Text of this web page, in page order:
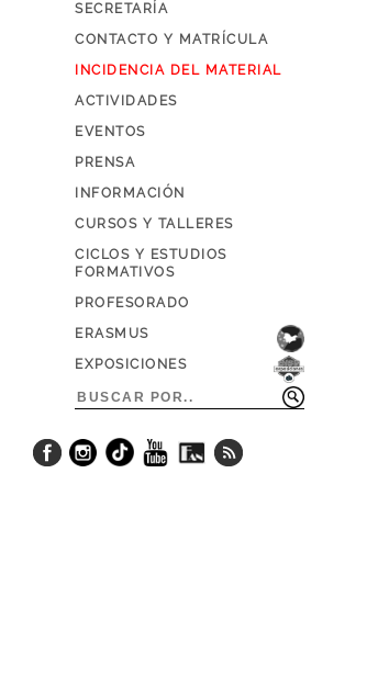
SECRETARÍA
CONTACTO Y MATRÍCULA
INCIDENCIA DEL MATERIAL
ACTIVIDADES
EVENTOS
PRENSA
INFORMACIÓN
CURSOS Y TALLERES
CICLOS Y ESTUDIOS
FORMATIVOS
PROFESORADO
ERASMUS
EXPOSICIONES